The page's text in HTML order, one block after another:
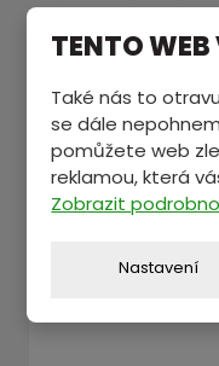
Jméno a příjmení *
E-mail *
TENTO
Také nás to
se dále
pomůžete web
reklamou, která
Zobrazit
Nastavení